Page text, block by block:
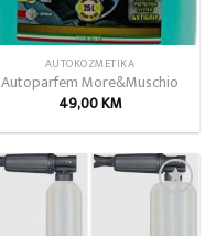
AUTOKOZMETIKA
Autoparfem More&Muschio
49,00KM